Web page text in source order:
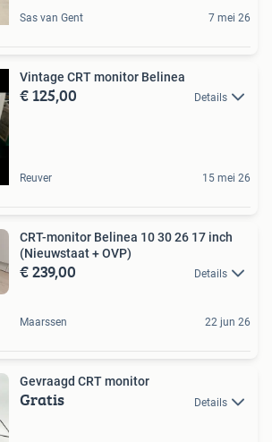
Sas van Gent 7 mei 26
Vintage CRT monitor Belinea
€ 125,00 Details
Reuver 15 mei 26
CRT-monitor Belinea 10 30 26 17 inch
(Nieuwstaat + OVP)
€ 239,00 Details
Maarssen 22 jun 26
Gevraagd CRT monitor
Gratis Details